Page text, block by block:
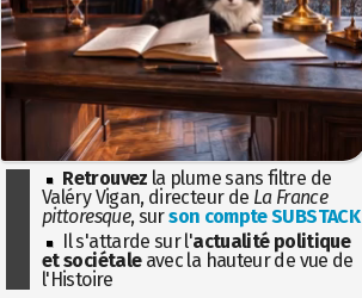
Retrouvez la plume sans filtre de
Valéry Vigan, directeur de La France
pittoresque, surson compte SUBSTACK
Il s'attarde sur l'actualité politique
et sociétaleavec la hauteur de vue de
l'Histoire